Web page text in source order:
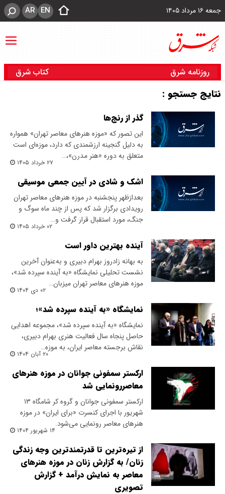
جمعه ۱۶ مرداد ۱۴۰۵ EN
AR
روزنامه شرق کتاب شرق
نتایج جستجو :
گذر از رنج‌ها
این تصور که «موزه هنرهای معاصر تهران» همواره
به دلیل گنجینه ارزشمندی که دارد، موزه‌ای است
متعلق به دوره «هنر مدرن»،…
۲۷ خرداد ۱۴۰۵
اشک و شادی در آیین جمعی موسیقی
بعدازظهر پنجشنبه در موزه هنرهای معاصر تهران
رویدادی برگزار شد که پس از چند ماه سوگ و
جنگ، مورد استقبال قرار گرفت و…
۰۲ خرداد ۱۴۰۵
آینده بهترین داور است
به بهانه زادروز بهرام دبیری و به‌عنوان آخرین
نشست تحلیلی نمایشگاه «به آینده سپرده شد»،
موزه هنرهای معاصر تهران میزبان…
۰۲ دی ۱۴۰۴
نمایشگاه «به آینده سپرده شد»؛
نمایشگاه «به آینده سپرده شد»، مجموعه اهدایی
حاصل پنجاه سال فعالیت هنری بهرام دبیری،
نقاش برجسته معاصر ایران، به موزه…
۲۰ آبان ۱۴۰۴
ارکستر سمفونی جوانان در موزه هنرهای
معاصررونمایی شد
ارکستر سمفونی جوانان و گروه کر شامگاه ۱۳
شهریور با اجرای کنسرت «برای ایران» در موزه
هنر‌های معاصر رونمایی می‌شود.
۱۴ شهریور ۱۴۰۴
از تیره‌ترین تا قدرتمندترین وجه زندگی
زنان/ به گزارش زنان در موزه هنرهای
معاصر به نمایش درآمد + گزارش
تصویری